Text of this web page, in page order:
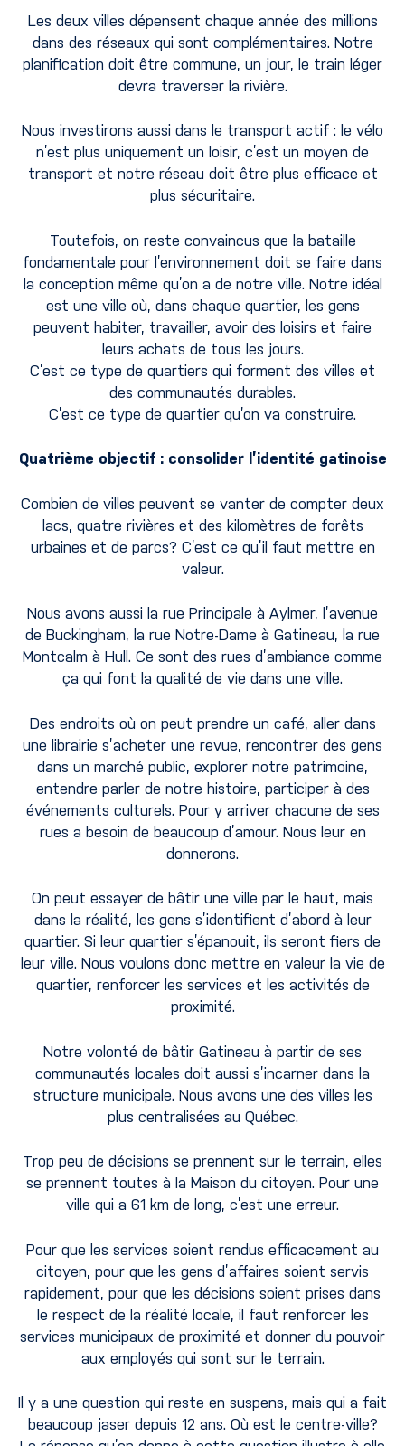
Les deux villes dépensent chaque année des millions
dans des réseaux qui sont complémentaires. Notre
planification doit être commune, un jour, le train léger
devra traverser la rivière.
Nous investirons aussi dans le transport actif : le vélo
n’est plus uniquement un loisir, c’est un moyen de
transport et notre réseau doit être plus efficace et
plus sécuritaire.
Toutefois, on reste convaincus que la bataille
fondamentale pour l’environnement doit se faire dans
la conception même qu’on a de notre ville. Notre idéal
est une ville où, dans chaque quartier, les gens
peuvent habiter, travailler, avoir des loisirs et faire
leurs achats de tous les jours.
C’est ce type de quartiers qui forment des villes et
des communautés durables.
C’est ce type de quartier qu’on va construire.
Quatrième objectif : consolider l’identité gatinoise
Combien de villes peuvent se vanter de compter deux
lacs, quatre rivières et des kilomètres de forêts
urbaines et de parcs? C’est ce qu’il faut mettre en
valeur.
Nous avons aussi la rue Principale à Aylmer, l’avenue
de Buckingham, la rue Notre-Dame à Gatineau, la rue
Montcalm à Hull. Ce sont des rues d’ambiance comme
ça qui font la qualité de vie dans une ville.
Des endroits où on peut prendre un café, aller dans
une librairie s’acheter une revue, rencontrer des gens
dans un marché public, explorer notre patrimoine,
entendre parler de notre histoire, participer à des
événements culturels. Pour y arriver chacune de ses
rues a besoin de beaucoup d’amour. Nous leur en
donnerons.
On peut essayer de bâtir une ville par le haut, mais
dans la réalité, les gens s’identifient d’abord à leur
quartier. Si leur quartier s’épanouit, ils seront fiers de
leur ville. Nous voulons donc mettre en valeur la vie de
quartier, renforcer les services et les activités de
proximité.
Notre volonté de bâtir Gatineau à partir de ses
communautés locales doit aussi s’incarner dans la
structure municipale. Nous avons une des villes les
plus centralisées au Québec.
Trop peu de décisions se prennent sur le terrain, elles
se prennent toutes à la Maison du citoyen. Pour une
ville qui a 61 km de long, c’est une erreur.
Pour que les services soient rendus efficacement au
citoyen, pour que les gens d’affaires soient servis
rapidement, pour que les décisions soient prises dans
le respect de la réalité locale, il faut renforcer les
services municipaux de proximité et donner du pouvoir
aux employés qui sont sur le terrain.
Il y a une question qui reste en suspens, mais qui a fait
beaucoup jaser depuis 12 ans. Où est le centre-ville?